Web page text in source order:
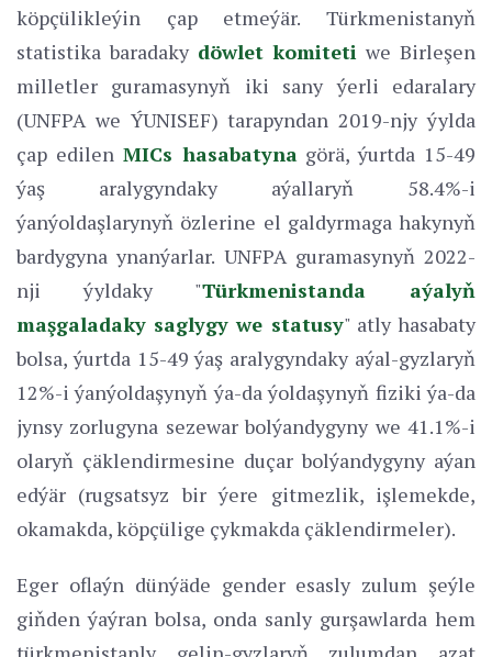
köpçülikleýin çap etmeýär. Türkmenistanyň
statistika baradaky döwlet komiteti we Birleşen
milletler guramasynyň iki sany ýerli edaralary
(UNFPA we ÝUNISEF) tarapyndan 2019-njy ýylda
çap edilen MICs hasabatynagörä, ýurtda 15-49
ýaş aralygyndaky aýallaryň 58.4%-i
ýanýoldaşlarynyň özlerine el galdyrmaga hakynyň
bardygyna ynanýarlar. UNFPA guramasynyň 2022-
nji ýyldaky "Türkmenistanda aýalyň
maşgaladaky saglygy we statusy" atly hasabaty
bolsa, ýurtda 15-49 ýaş aralygyndaky aýal-gyzlaryň
12%-i ýanýoldaşynyň ýa-da ýoldaşynyň fiziki ýa-da
jynsy zorlugyna sezewar bolýandygyny we 41.1%-i
olaryň çäklendirmesine duçar bolýandygyny aýan
edýär (rugsatsyz bir ýere gitmezlik, işlemekde,
okamakda, köpçülige çykmakda çäklendirmeler).
Eger oflaýn dünýäde gender esasly zulum şeýle
giňden ýaýran bolsa, onda sanly gurşawlarda hem